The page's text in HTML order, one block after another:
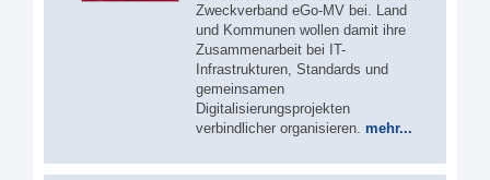
Zweckverband eGo-MV bei. Land
und Kommunen wollen damit ihre
Zusammenarbeit bei IT-
Infrastrukturen, Standards und
gemeinsamen
Digitalisierungsprojekten
verbindlicher organisieren. mehr...